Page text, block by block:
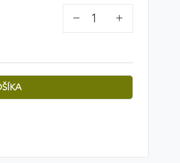
− +